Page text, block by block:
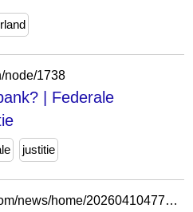
node/1738
| Federale
justitie
https://www.businesswire.com/news/home/20260410477864/nl